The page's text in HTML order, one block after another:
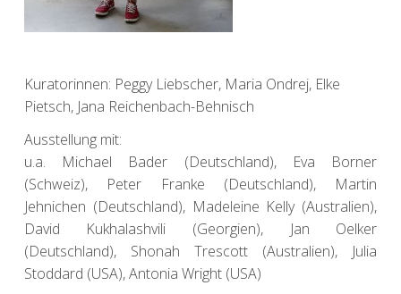
Kuratorinnen: Peggy Liebscher, Maria Ondrej, Elke
Pietsch, Jana Reichenbach-Behnisch
Ausstellung mit:
u.a. Michael Bader (Deutschland), Eva Borner
(Schweiz), Peter Franke (Deutschland), Martin
Jehnichen (Deutschland), Madeleine Kelly (Australien),
David Kukhalashvili (Georgien), Jan Oelker
(Deutschland), Shonah Trescott (Australien), Julia
Stoddard (USA), Antonia Wright (USA)